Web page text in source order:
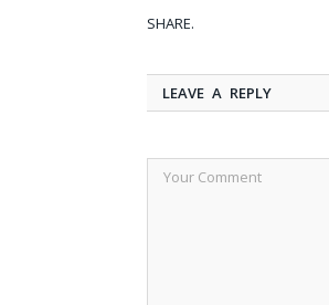
SHARE.
LEAVE A REPLY